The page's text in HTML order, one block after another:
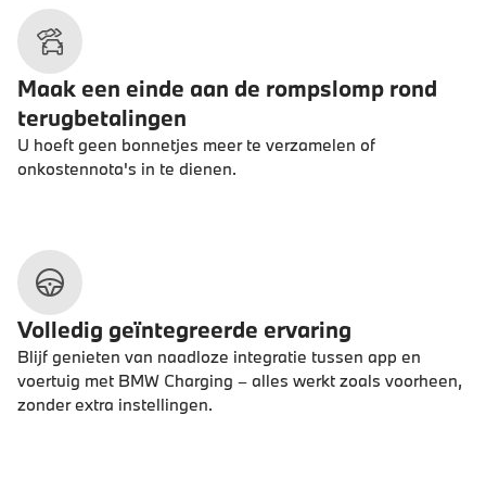
Maak een einde aan de rompslomp rond
terugbetalingen
U hoeft geen bonnetjes meer te verzamelen of
onkostennota's in te dienen.
Volledig geïntegreerde ervaring
Blijf genieten van naadloze integratie tussen app en
voertuig met BMW Charging – alles werkt zoals voorheen,
zonder extra instellingen.